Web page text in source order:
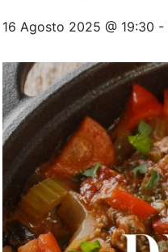
16 Agosto 2025 @ 19:30 -